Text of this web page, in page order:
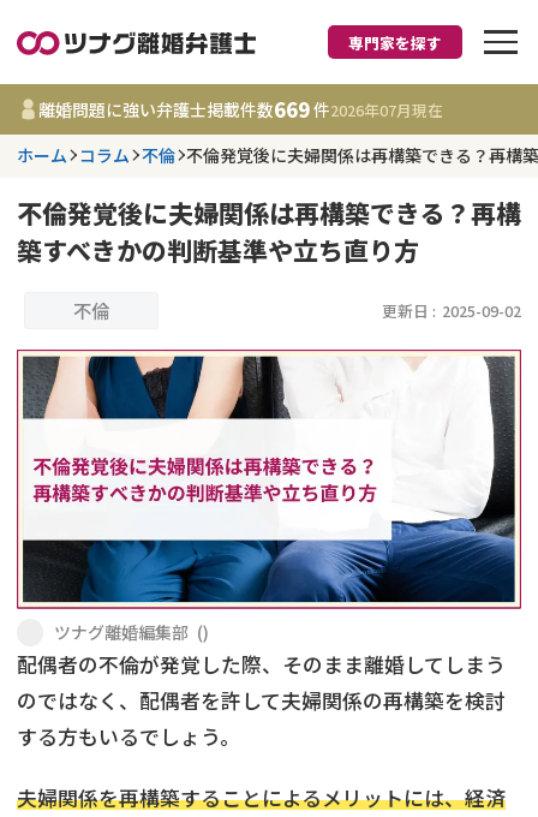
離婚に強い弁護士
都道府県を選択
事務所 669
件
更新日 :2026年07月31日
離婚前相談
離婚裁判
不貞・不倫慰謝料請求
内縁の夫婦
費用相場
コラム
養育費
慰謝料
専門家を探す
離婚問題に強い弁護士掲載件数669件2026年07月現在
ホーム コラム 不倫 不倫発覚後に夫婦関係は再構築できる？再構
不倫発覚後に夫婦関係は再構築できる？再構
築すべきかの判断基準や立ち直り方
不倫 更新日 : 2025-09-02
ツナグ離婚編集部 ()
配偶者の不倫が発覚した際、そのまま離婚してしまう
のではなく、配偶者を許して夫婦関係の再構築を検討
する方もいるでしょう。
夫婦関係を再構築することによるメリットには、経済